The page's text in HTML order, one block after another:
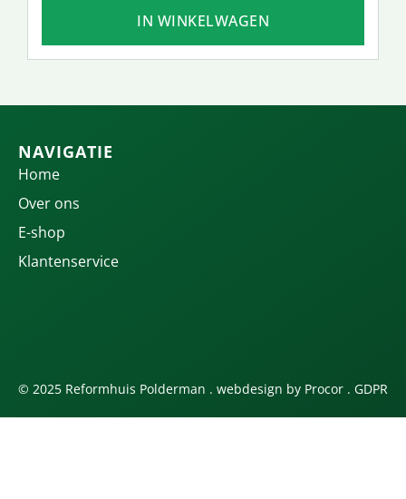
IN WINKELWAGEN
NAVIGATIE
Home
Over ons
E-shop
Klantenservice
© 2025 Reformhuis Polderman . webdesign by Procor . GDPR